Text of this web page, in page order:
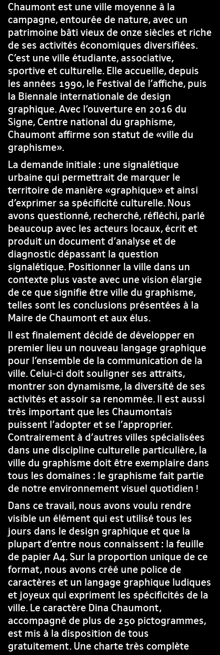
Chaumont est une ville moyenne à la
campagne, entourée de nature, avec un
patrimoine bâti vieux de onze siècles et riche
de ses activités économiques diversifiées.
C’est une ville étudiante, associative,
sportive et culturelle. Elle accueille, depuis
les années 1990, le Festival de l’affiche, puis
la Biennale internationale de design
graphique. Avec l’ouverture en 2016 du
Signe, Centre national du graphisme,
Chaumont affirme son statut de «ville du
graphisme».
La demande initiale : une signalétique
urbaine qui permettrait de marquer le
territoire de manière «graphique» et ainsi
d’exprimer sa spécificité culturelle. Nous
avons questionné, recherché, réfléchi, parlé
beaucoup avec les acteurs locaux, écrit et
produit un document d’analyse et de
diagnostic dépassant la question
signalétique. Positionner la ville dans un
contexte plus vaste avec une vision élargie
de ce que signifie être ville du graphisme,
telles sont les conclusions présentées à la
Maire de Chaumont et aux élus.
Il est finalement décidé de développer en
premier lieu un nouveau langage graphique
pour l’ensemble de la communication de la
ville. Celui-ci doit souligner ses attraits,
montrer son dynamisme, la diversité de ses
activités et assoir sa renommée. Il est aussi
très important que les Chaumontais
puissent l’adopter et se l’approprier.
Contrairement à d’autres villes spécialisées
dans une discipline culturelle particulière, la
ville du graphisme doit être exemplaire dans
tous les domaines : le graphisme fait partie
de notre environnement visuel quotidien !
Dans ce travail, nous avons voulu rendre
visible un élément qui est utilisé tous les
jours dans le design graphique et que la
plupart d’entre nous connaissent : la feuille
de papier A4. Sur la proportion unique de ce
format, nous avons créé une police de
caractères et un langage graphique ludiques
et joyeux qui expriment les spécificités de la
ville. Le caractère Dina Chaumont,
accompagné de plus de 250 pictogrammes,
est mis à la disposition de tous
gratuitement. Une charte très complète